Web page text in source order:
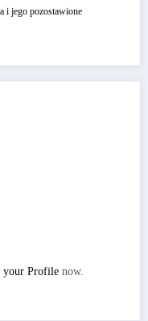
i jego pozostawione
your Profile now.